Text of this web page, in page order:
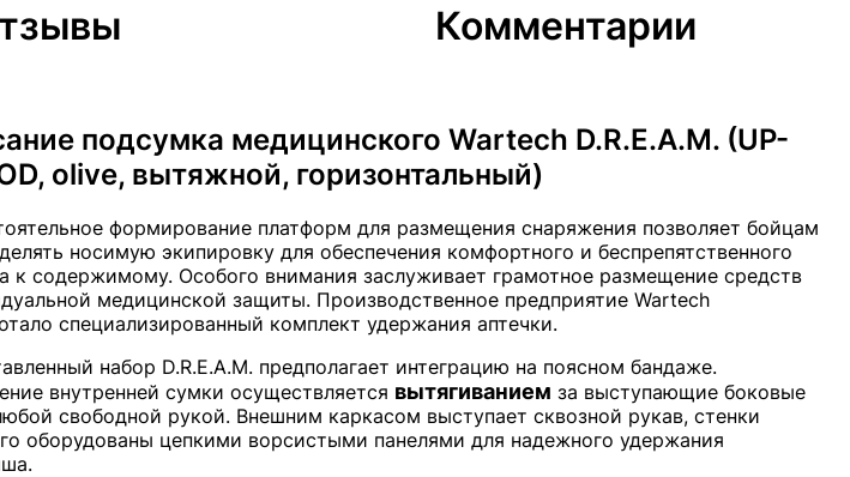
Комментарии
подсумка медицинского Wartech D.R.E.A.M. (UP-
olive, вытяжной, горизонтальный)
формирование платформ для размещения снаряжения позволяет бойцам
носимую экипировку для обеспечения комфортного и беспрепятственного
к содержимому. Особого внимания заслуживает грамотное размещение средств
медицинской защиты. Производственное предприятие Wartech
специализированный комплект удержания аптечки.
набор D.R.E.A.M. предполагает интеграцию на поясном бандаже.
внутренней сумки осуществляется вытягиванием за выступающие боковые
свободной рукой. Внешним каркасом выступает сквозной рукав, стенки
оборудованы цепкими ворсистыми панелями для надежного удержания